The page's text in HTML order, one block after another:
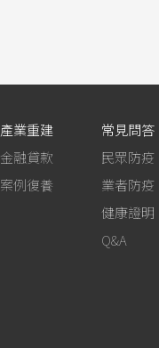
產業重建
金融貸款
案例復養
常見問答
民眾防疫
業者防疫
健康證明
Q&A